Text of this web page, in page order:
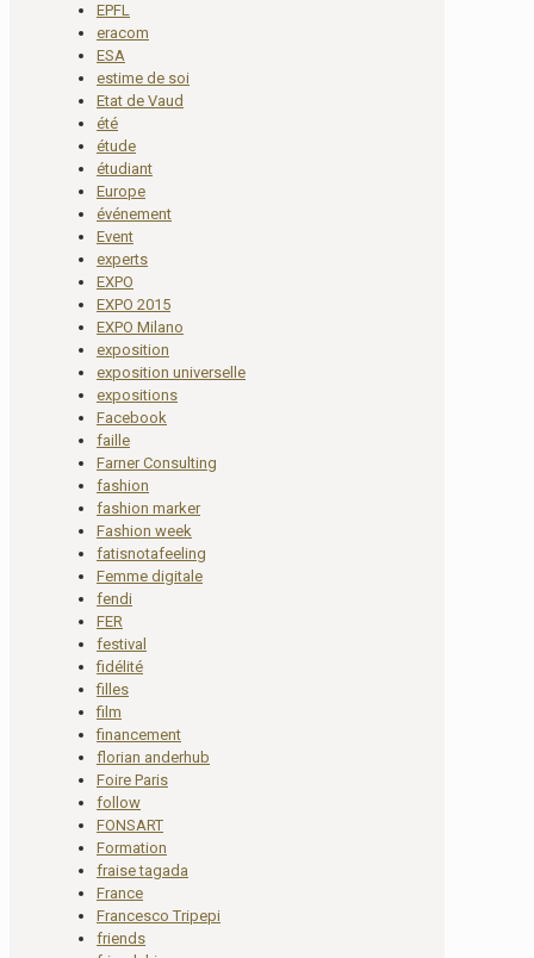
EPFL
eracom
ESA
estime de soi
Etat de Vaud
été
étude
étudiant
Europe
événement
Event
experts
EXPO
EXPO 2015
EXPO Milano
exposition
exposition universelle
expositions
Facebook
faille
Farner Consulting
fashion
fashion marker
Fashion week
fatisnotafeeling
Femme digitale
fendi
FER
festival
fidélité
filles
film
financement
florian anderhub
Foire Paris
follow
FONSART
Formation
fraise tagada
France
Francesco Tripepi
friends